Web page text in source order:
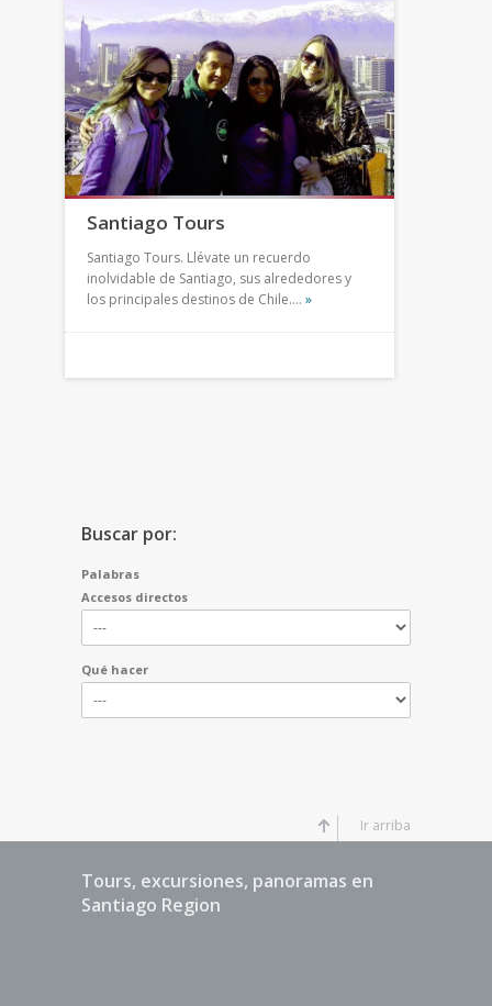
Santiago Tours
Santiago Tours. Llévate un recuerdo
inolvidable de Santiago, sus alrededores y
los principales destinos de Chile.… »
Buscar por:
Palabras
Accesos directos
Qué hacer
Tours, excursiones, panoramas en
Santiago Region
Ir arriba